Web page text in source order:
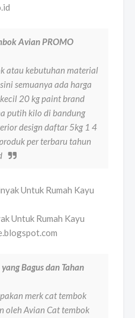
Avian PROMO
atau kebutuhan material
semuanya ada harga
20 kg paint brand
putih kilo di bandung
design daftar 5kg 1 4
per terbaru tahun
Untuk Rumah Kayu
Bagus dan Tahan
merk cat tembok
oleh Avian Cat tembok